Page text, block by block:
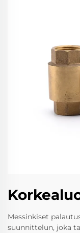
Messinkiset
suunnittelun, joka